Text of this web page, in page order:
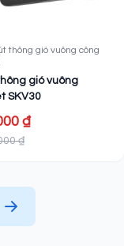
thông gió vuông công
gió vuông
SKV30
₫
₫